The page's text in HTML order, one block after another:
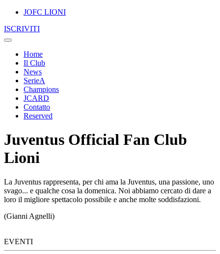
JOFC LIONI
ISCRIVITI
Home
Il Club
News
SerieA
Champions
JCARD
Contatto
Reserved
Juventus Official Fan Club
Lioni
La Juventus rappresenta, per chi ama la Juventus, una passione, uno
svago... e qualche cosa la domenica. Noi abbiamo cercato di dare a
loro il migliore spettacolo possibile e anche molte soddisfazioni.
(Gianni Agnelli)
EVENTI